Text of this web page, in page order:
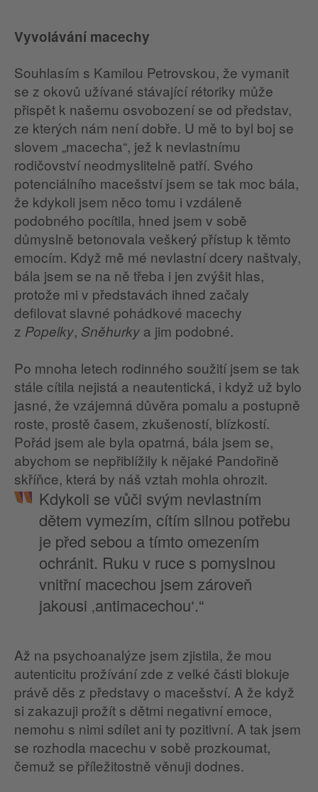
Vyvolávání macechy
Souhlasím s Kamilou Petrovskou, že vymanit
se z okovů užívané stávající rétoriky může
přispět k našemu osvobození se od představ,
ze kterých nám není dobře. U mě to byl boj se
slovem „macecha“, jež k nevlastnímu
rodičovství neodmyslitelně patří. Svého
potenciálního macešství jsem se tak moc bála,
že kdykoli jsem něco tomu i vzdáleně
podobného pocítila, hned jsem v sobě
důmyslně betonovala veškerý přístup k těmto
emocím. Když mě mé nevlastní dcery naštvaly,
bála jsem se na ně třeba i jen zvýšit hlas,
protože mi v představách ihned začaly
defilovat slavné pohádkové macechy
z Popelky, Sněhurky a jim podobné.
Po mnoha letech rodinného soužití jsem se tak
stále cítila nejistá a neautentická, i když už bylo
jasné, že vzájemná důvěra pomalu a postupně
roste, prostě časem, zkušeností, blízkostí.
Pořád jsem ale byla opatrná, bála jsem se,
abychom se nepřiblížily k nějaké Pandořině
skříňce, která by náš vztah mohla ohrozit.
Kdykoli se vůči svým nevlastním
dětem vymezím, cítím silnou potřebu
je před sebou a tímto omezením
ochránit. Ruku v ruce s pomyslnou
vnitřní macechou jsem zároveň
jakousi ‚antimacechou‘.“
Až na psychoanalýze jsem zjistila, že mou
autenticitu prožívání zde z velké části blokuje
právě děs z představy o macešství. A že když
si zakazuji prožít s dětmi negativní emoce,
nemohu s nimi sdílet ani ty pozitivní. A tak jsem
se rozhodla macechu v sobě prozkoumat,
čemuž se příležitostně věnuji dodnes.